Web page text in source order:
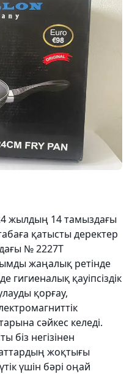
жылдың 14 тамыздағы
қатысты деректер
№ 2227Т
жаңалық ретінде
гигиеналық қауіпсіздік
қорғау,
сәйкес келеді.
біз негізінен
жоқтығы
үшін бәрі оңай